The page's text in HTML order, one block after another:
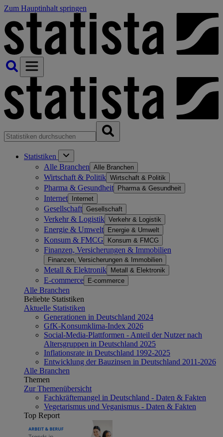
Zum Hauptinhalt springen
Statistiken
Alle Branchen Alle Branchen
Wirtschaft & Politik Wirtschaft & Politik
Pharma & Gesundheit Pharma & Gesundheit
Internet Internet
Gesellschaft Gesellschaft
Verkehr & Logistik Verkehr & Logistik
Energie & Umwelt Energie & Umwelt
Konsum & FMCG Konsum & FMCG
Finanzen, Versicherungen & Immobilien
Finanzen, Versicherungen & Immobilien
Metall & Elektronik Metall & Elektronik
E-commerce E-commerce
Alle Branchen
Beliebte Statistiken
Aktuelle Statistiken
Generationen in Deutschland 2024
GfK-Konsumklima-Index 2026
Social-Media-Plattformen - Anteil der Nutzer nach
Altersgruppen in Deutschland 2025
Inflationsrate in Deutschland 1992-2025
Entwicklung der Bauzinsen in Deutschland 2011-2026
Alle Branchen
Themen
Zur Themenübersicht
Fachkräftemangel in Deutschland - Daten & Fakten
Vegetarismus und Veganismus - Daten & Fakten
Top Report